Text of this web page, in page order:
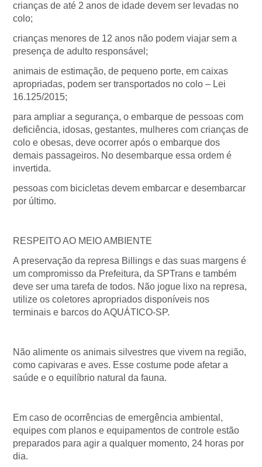
crianças de até 2 anos de idade devem ser levadas no
colo;
crianças menores de 12 anos não podem viajar sem a
presença de adulto responsável;
animais de estimação, de pequeno porte, em caixas
apropriadas, podem ser transportados no colo – Lei
16.125/2015;
para ampliar a segurança, o embarque de pessoas com
deficiência, idosas, gestantes, mulheres com crianças de
colo e obesas, deve ocorrer após o embarque dos
demais passageiros. No desembarque essa ordem é
invertida.
pessoas com bicicletas devem embarcar e desembarcar
por último.
RESPEITO AO MEIO AMBIENTE
A preservação da represa Billings e das suas margens é
um compromisso da Prefeitura, da SPTrans e também
deve ser uma tarefa de todos. Não jogue lixo na represa,
utilize os coletores apropriados disponíveis nos
terminais e barcos do AQUÁTICO-SP.
Não alimente os animais silvestres que vivem na região,
como capivaras e aves. Esse costume pode afetar a
saúde e o equilíbrio natural da fauna.
Em caso de ocorrências de emergência ambiental,
equipes com planos e equipamentos de controle estão
preparados para agir a qualquer momento, 24 horas por
dia.